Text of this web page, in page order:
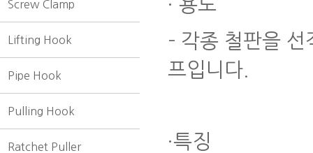
Screw Clamp
Lifting Hook
Pipe Hook
Pulling Hook
Ratchet Puller
· 용도
- 각종 철판을 선
프입니다
·특징